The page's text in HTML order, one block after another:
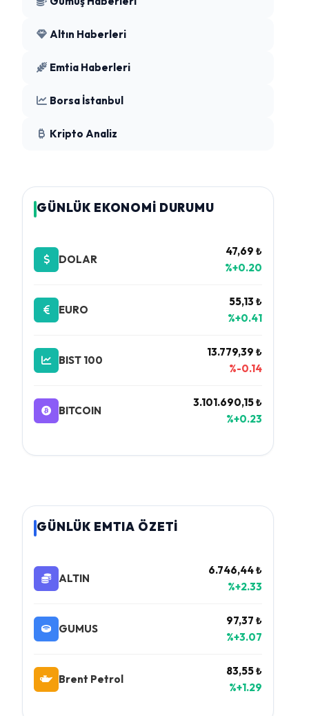
Altın Haberleri
Emtia Haberleri
Borsa İstanbul
Kripto Analiz
GÜNLÜK EKONOMİ DURUMU
DOLAR
47,69 ₺
%+0.20
EURO
55,13 ₺
%+0.41
BIST 100
13.779,39 ₺
%-0.14
BITCOIN
3.101.690,15 ₺
%+0.23
GÜNLÜK EMTIA ÖZETİ
ALTIN
6.746,44 ₺
%+2.33
GUMUS
97,37 ₺
%+3.07
Brent Petrol
83,55 ₺
%+1.29